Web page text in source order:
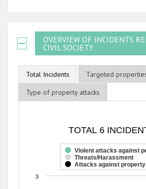
OVERVIEW OF INCIDENTS
CIVIL SOCIETY
Total Incidents
Targeted
Type of property attacks
Bar chart with 3 data series.
The chart has 1 X axis displaying
The chart has 1 Y axis displaying
TOTAL 6
Violent attacks against
Threats/Harassment
Attacks against property
3